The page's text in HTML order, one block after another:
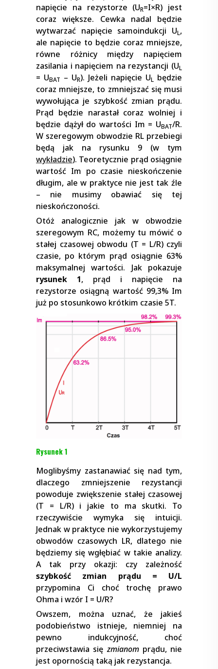
napięcie na rezystorze (UR=I×R) jest
coraz większe. Cewka nadal będzie
wytwarzać napięcie samoindukcji UL,
ale napięcie to będzie coraz mniejsze,
równe różnicy między napięciem
zasilania i napięciem na rezystancji (UL
= UBAT – UR). Jeżeli napięcie UL będzie
coraz mniejsze, to zmniejszać się musi
wywołująca je szybkość zmian prądu.
Prąd będzie narastał coraz wolniej i
będzie dążył do wartości Im = UBAT/R.
W szeregowym obwodzie RL przebiegi
będą jak na rysunku 9 (w tym
wykładzie). Teoretycznie prąd osiągnie
wartość Im po czasie nieskończenie
długim, ale w praktyce nie jest tak źle
– nie musimy obawiać się tej
nieskończoności.
Otóż analogicznie jak w obwodzie
szeregowym RC, możemy tu mówić o
stałej czasowej obwodu (T = L/R) czyli
czasie, po którym prąd osiągnie 63%
maksymalnej wartości. Jak pokazuje
rysunek 1, prąd i napięcie na
rezystorze osiągną wartość 99,3% Im
już po stosunkowo krótkim czasie 5T.
Rysunek 1
Moglibyśmy zastanawiać się nad tym,
dlaczego zmniejszenie rezystancji
powoduje zwiększenie stałej czasowej
(T = L/R) i jakie to ma skutki. To
rzeczywiście wymyka się intuicji.
Jednak w praktyce nie wykorzystujemy
obwodów czasowych LR, dlatego nie
będziemy się wgłębiać w takie analizy.
A tak przy okazji: czy zależność
szybkość zmian prądu = U/L
przypomina Ci choć trochę prawo
Ohma i wzór I = U/R?
Owszem, można uznać, że jakieś
podobieństwo istnieje, niemniej na
pewno indukcyjność, choć
przeciwstawia sięzmianomprądu, nie
jest opornością taką jak rezystancja.